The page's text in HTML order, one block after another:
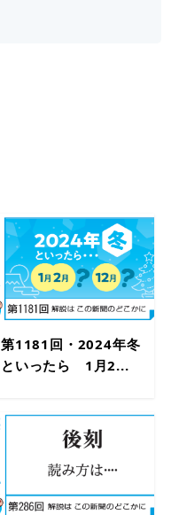
第1181回・2024年冬
といったら 1月2...